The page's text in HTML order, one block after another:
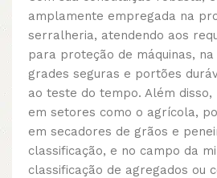
amplamente empregada na
serralheria, atendendo aos
para proteção de máquinas,
grades seguras e portões
ao teste do tempo. Além
em setores como o agrícola,
em secadores de grãos e
classificação, e no campo da
classificação de agregados ou